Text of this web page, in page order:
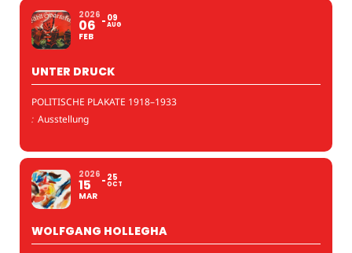
2026
06
FEB
09
AUG
UNTER DRUCK
POLITISCHE PLAKATE 1918–1933
: Ausstellung
2026
15
MAR
25
OCT
WOLFGANG HOLLEGHA